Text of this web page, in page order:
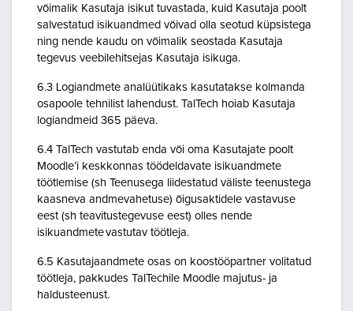
võimalik Kasutaja isikut tuvastada, kuid Kasutaja poolt
salvestatud isikuandmed võivad olla seotud küpsistega
ning nende kaudu on võimalik seostada Kasutaja
tegevus veebilehitsejas Kasutaja isikuga.
6.3 Logiandmete analüütikaks kasutatakse kolmanda
osapoole tehnilist lahendust. TalTech hoiab Kasutaja
logiandmeid 365 päeva.
6.4 TalTech vastutab enda või oma Kasutajate poolt
Moodle’i keskkonnas töödeldavate isikuandmete
töötlemise (sh Teenusega liidestatud väliste teenustega
kaasneva andmevahetuse) õigusaktidele vastavuse
eest (sh teavitustegevuse eest) olles nende
isikuandmete vastutav töötleja.
6.5 Kasutajaandmete osas on koostööpartner volitatud
töötleja, pakkudes TalTechile Moodle majutus- ja
haldusteenust.